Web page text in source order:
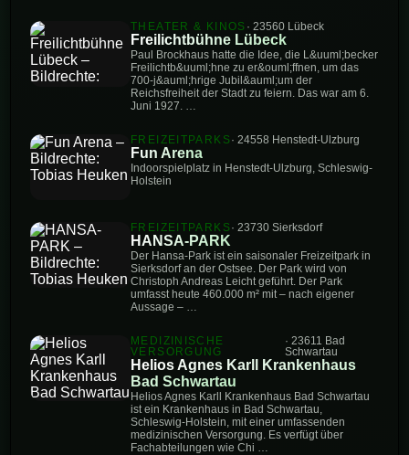
THEATER & KINOS · 23560 Lübeck
Freilichtbühne Lübeck
Paul Brockhaus hatte die Idee, die L&uuml;becker
Freilichtb&uuml;hne zu er&ouml;ffnen, um das
700-j&auml;hrige Jubil&auml;um der
Reichsfreiheit der Stadt zu feiern. Das war am 6.
Juni 1927. …
FREIZEITPARKS· 24558 Henstedt-Ulzburg
Fun Arena
Indoorspielplatz in Henstedt-Ulzburg, Schleswig-
Holstein
FREIZEITPARKS· 23730 Sierksdorf
HANSA-PARK
Der Hansa-Park ist ein saisonaler Freizeitpark in
Sierksdorf an der Ostsee. Der Park wird von
Christoph Andreas Leicht geführt. Der Park
umfasst heute 460.000 m² mit – nach eigener
Aussage – …
MEDIZINISCHE
VERSORGUNG
· 23611 Bad
Schwartau
Helios Agnes Karll Krankenhaus
Bad Schwartau
Helios Agnes Karll Krankenhaus Bad Schwartau
ist ein Krankenhaus in Bad Schwartau,
Schleswig-Holstein, mit einer umfassenden
medizinischen Versorgung. Es verfügt über
Fachabteilungen wie Chi …